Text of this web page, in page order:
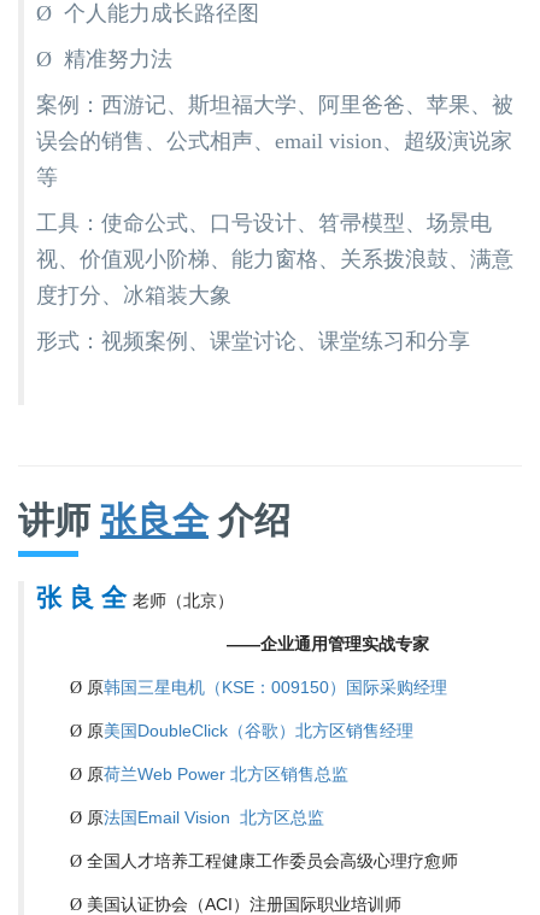
Ø 个人能力成长路径图
Ø 精准努力法
案例：西游记、斯坦福大学、阿里爸爸、苹果、被
误会的销售、公式相声、email vision、超级演说家
等
工具：使命公式、口号设计、笤帚模型、场景电
视、价值观小阶梯、能力窗格、关系拨浪鼓、满意
度打分、冰箱装大象
形式：视频案例、课堂讨论、课堂练习和分享
讲师 张良全介绍
张 良 全 老师（北京）
——企业通用管理实战专家
Ø 原韩国三星电机（KSE：009150）国际采购经理
Ø 原美国DoubleClick（谷歌）北方区销售经理
Ø 原荷兰Web Power 北方区销售总监
Ø 原法国Email Vision 北方区总监
Ø 全国人才培养工程健康工作委员会高级心理疗愈师
Ø 美国认证协会（ACI）注册国际职业培训师